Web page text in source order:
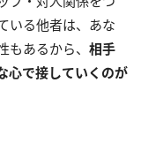
いる他者は、あな
あるから、 相手
心で接していくのが